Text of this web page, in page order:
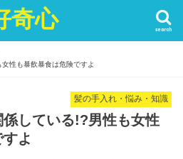
奇心 search
性も暴飲暴食は危険ですよ
髪の手入れ・悩み・知識
している!?男性も女性
よ